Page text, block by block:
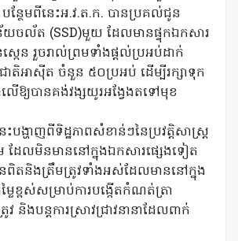
ថែមពីនេះអ.វ.ត.ក. បានប្រគល់ជូន
យចល័ត (SSD)មួយ ដែលមានផ្ទុកឯកសារ
េន រួចរាល់ព្រមទាំងផ្តល់ប្រអប់ដាក់
ាតិអាស៊ីត ចំនួន ៥០ប្រអប់ ដើម្បីរក្សាទុក
ើឱ្យបានគង់វង្សយូរអង្វែងតទៅមុខ
បង្ហាញពីទិដ្ឋភាពសំខាន់ៗនៃប្រវត្តិសាស្ត្រ
ម ដែលមិនមាននៅក្នុងឯកសារផ្សេងទៀត
តនិងត្រឹមត្រូវទាំងអស់ដែលមាននៅក្នុង
ៃខ្ពស់សម្រាប់ការបង្កើតកំណត់ត្រា
វ និងបន្តការស្រាវជ្រាវនានាដែលពាក់